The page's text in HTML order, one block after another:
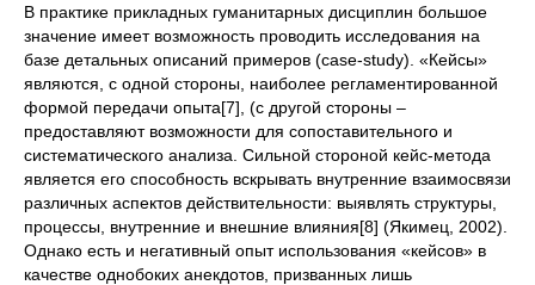
В практике прикладных гуманитарных дисциплин большое
значение имеет возможность проводить исследования на
базе детальных описаний примеров (case-study). «Кейсы»
являются, с одной стороны, наиболее регламентированной
формой передачи опыта[7], (с другой стороны –
предоставляют возможности для сопоставительного и
систематического анализа. Сильной стороной кейс-метода
является его способность вскрывать внутренние взаимосвязи
различных аспектов действительности: выявлять структуры,
процессы, внутренние и внешние влияния[8] (Якимец, 2002).
Однако есть и негативный опыт использования «кейсов» в
качестве однобоких анекдотов, призванных лишь